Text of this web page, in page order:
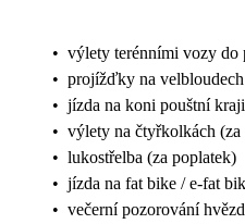
• výlety terénními vozy do
• projížďky na
• jízda na koni pouštní
• výlety na čtyřkolkách (za
• lukostřelba (za poplatek)
• jízda na fat bike / e‑fat
• večerní pozorování